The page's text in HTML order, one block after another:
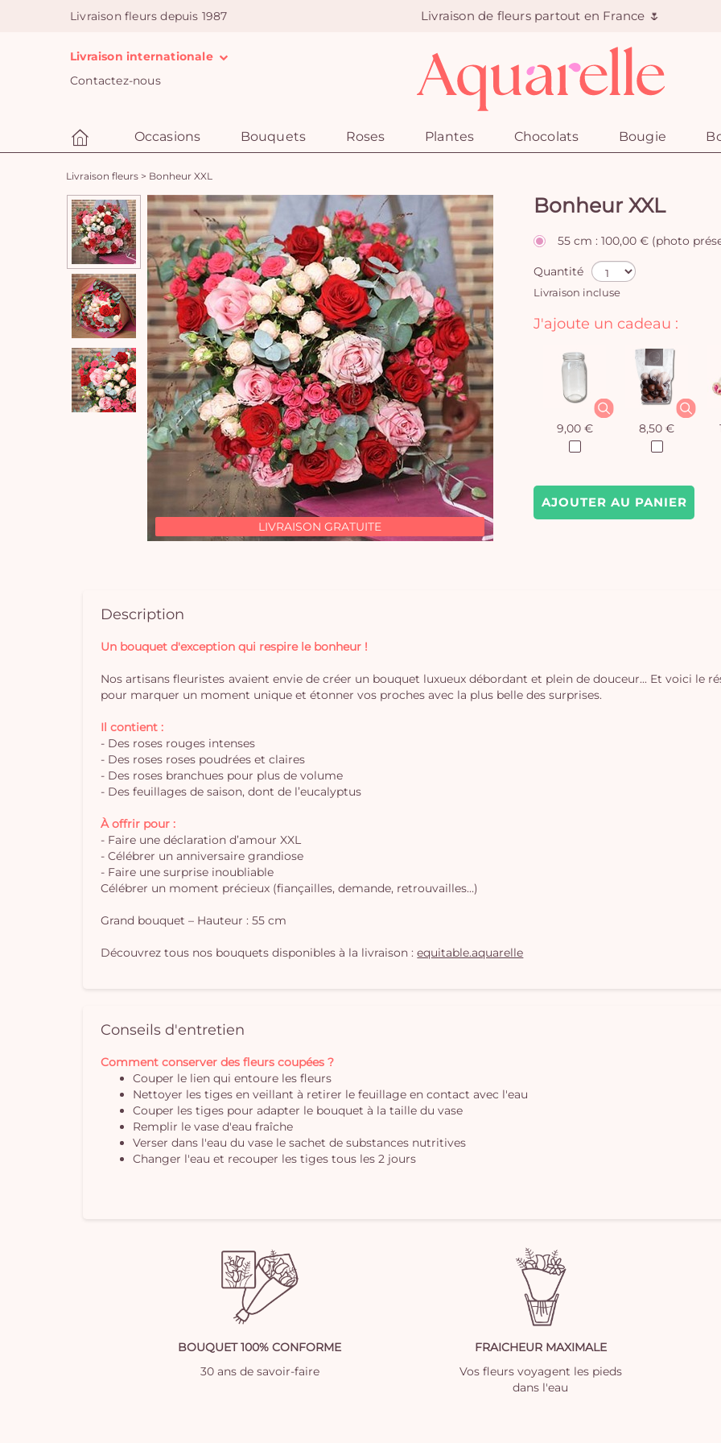
Livraison fleurs depuis 1987 Livraison de fleurs partout en France 🌷
Livraison internationale
Contactez-nous
Occasions Bouquets Roses Plantes Chocolats Bougie
Livraison fleurs > Bonheur XXL
LIVRAISON GRATUITE
Bonheur XXL
55 cm : 100,00 € (photo
Quantité
Livraison incluse
AJOUTER AU PANIER
J'ajoute un cadeau :
9,00 € 8,50 €
Description
Un bouquet d'exception qui respire le bonheur !
Nos artisans fleuristes avaient envie de créer un bouquet luxueux débordant et plein de douceur... Et voici le
pour marquer un moment unique et étonner vos proches avec la plus belle des surprises.
Il contient :
- Des roses rouges intenses
- Des roses roses poudrées et claires
- Des roses branchues pour plus de volume
- Des feuillages de saison, dont de l’eucalyptus
À offrir pour :
- Faire une déclaration d’amour XXL
- Célébrer un anniversaire grandiose
- Faire une surprise inoubliable
Célébrer un moment précieux (fiançailles, demande, retrouvailles…)
Grand bouquet – Hauteur : 55 cm
Découvrez tous nos bouquets disponibles à la livraison :equitable.aquarelle
Conseils d'entretien
Comment conserver des fleurs coupées ?
Couper le lien qui entoure les fleurs
Nettoyer les tiges en veillant à retirer le feuillage en contact avec l'eau
Couper les tiges pour adapter le bouquet à la taille du vase
Remplir le vase d'eau fraîche
Verser dans l'eau du vase le sachet de substances nutritives
Changer l'eau et recouper les tiges tous les 2 jours
BOUQUET 100% CONFORME
30 ans de savoir-faire
FRAICHEUR MAXIMALE
Vos fleurs voyagent les pieds
dans l'eau